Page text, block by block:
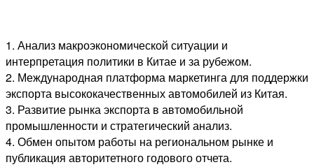
1. Анализ макроэкономической ситуации и
интерпретация политики в Китае и за рубежом.
2. Международная платформа маркетинга для поддержки
экспорта высококачественных автомобилей из Китая.
3. Развитие рынка экспорта в автомобильной
промышленности и стратегический анализ.
4. Обмен опытом работы на региональном рынке и
публикация авторитетного годового отчета.